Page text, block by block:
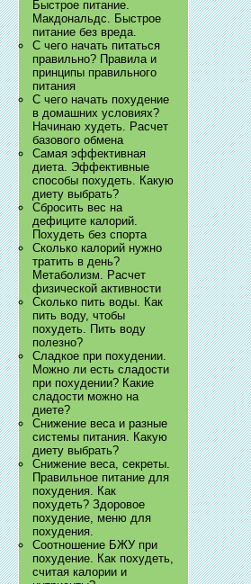
Быстрое питание.
Макдональдс. Быстрое
питание без вреда.
С чего начать питаться
правильно? Правила и
принципы правильного
питания
С чего начать похудение
в домашних условиях?
Начинаю худеть. Расчет
базового обмена
Самая эффективная
диета. Эффективные
способы похудеть. Какую
диету выбрать?
Сбросить вес на
дефиците калорий.
Похудеть без спорта
Сколько калорий нужно
тратить в день?
Метаболизм. Расчет
физической активности
Сколько пить воды. Как
пить воду, чтобы
похудеть. Пить воду
полезно?
Сладкое при похудении.
Можно ли есть сладости
при похудении? Какие
сладости можно на
диете?
Снижение веса и разные
системы питания. Какую
диету выбрать?
Снижение веса, секреты.
Правильное питание для
похудения. Как
похудеть? Здоровое
похудение, меню для
похудения.
Соотношение БЖУ при
похудение. Как похудеть,
считая калории и